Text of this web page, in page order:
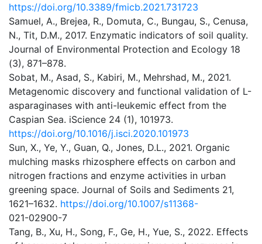
https://doi.org/10.3389/fmicb.2021.731723
Samuel, A., Brejea, R., Domuta, C., Bungau, S., Cenusa,
N., Tit, D.M., 2017. Enzymatic indicators of soil quality.
Journal of Environmental Protection and Ecology 18
(3), 871–878.
Sobat, M., Asad, S., Kabiri, M., Mehrshad, M., 2021.
Metagenomic discovery and functional validation of L-
asparaginases with anti-leukemic effect from the
Caspian Sea. iScience 24 (1), 101973.
https://doi.org/10.1016/j.isci.2020.101973
Sun, X., Ye, Y., Guan, Q., Jones, D.L., 2021. Organic
mulching masks rhizosphere effects on carbon and
nitrogen fractions and enzyme activities in urban
greening space. Journal of Soils and Sediments 21,
1621–1632. https://doi.org/10.1007/s11368-
021-02900-7
Tang, B., Xu, H., Song, F., Ge, H., Yue, S., 2022. Effects